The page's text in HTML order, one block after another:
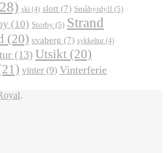
ski (4) slott (7) Småbyidyll (5)
(10) Storby (5) Strand
(20) svaberg (7) sykkeltur (4)
(13) Utsikt (20)
vinter (9) Vinterferie
.